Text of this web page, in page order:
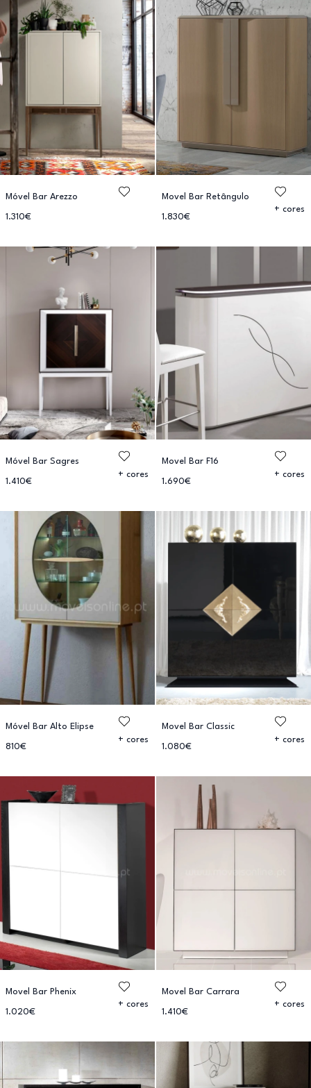
Móvel Bar Arezzo
1.310€
Movel Bar Retângulo
1.830€
+ cores
Móvel Bar Sagres
1.410€
+ cores
Movel Bar F16
1.690€
+ cores
Móvel Bar Alto Elipse
810€
+ cores
Movel Bar Classic
1.080€
+ cores
Movel Bar Phenix
1.020€
+ cores
Movel Bar Carrara
1.410€
+ cores